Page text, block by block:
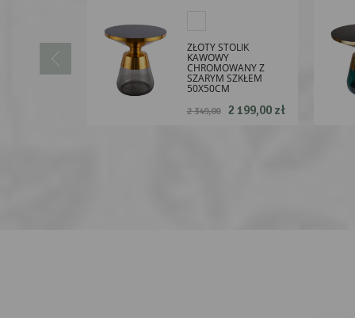
ZŁOTY STOLIK
KAWOWY
CHROMOWANY Z
SZARYM SZKŁEM
50X50CM
2 349,00 2 199,00 zł